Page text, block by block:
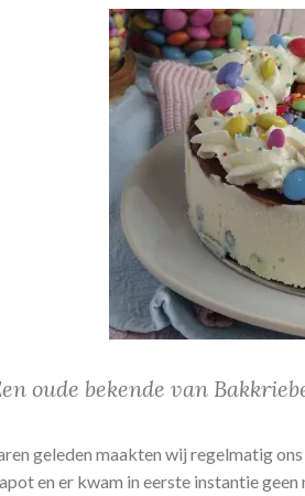
oude bekende van
geleden maakten wij regelmatig
en er kwam in eerste instantie geen